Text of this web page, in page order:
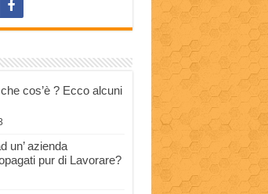
cos’è ? Ecco alcuni
un’ azienda
pur di Lavorare?